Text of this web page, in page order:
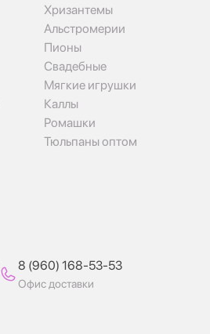
Хризантемы
Альстромерии
Пионы
Свадебные
Мягкие игрушки
Каллы
Ромашки
Тюльпаны оптом
8 (960) 168-53-53
Офис доставки